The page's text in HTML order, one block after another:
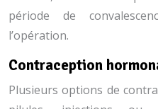
période de
l’opération.
Contraception
Plusieurs options de